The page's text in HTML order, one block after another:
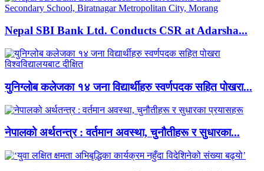
Nepal SBI Bank Ltd. Conducts CSR at Adarsha...
युनिग्लोब कलेजका १४ जना विद्यार्थीहरु स्वर्णपदक सहित पोखरा...
नेपालको अर्थतन्त्र : वर्तमान अवस्था, चुनौतीहरू र सुधारका...